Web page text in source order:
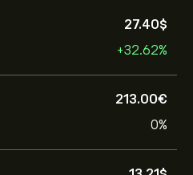
27.40‎$‎
+32.62%
213.00‎€‎
0%